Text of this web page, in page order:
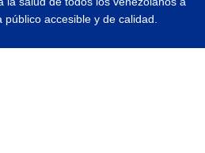
público accesible y de calidad.